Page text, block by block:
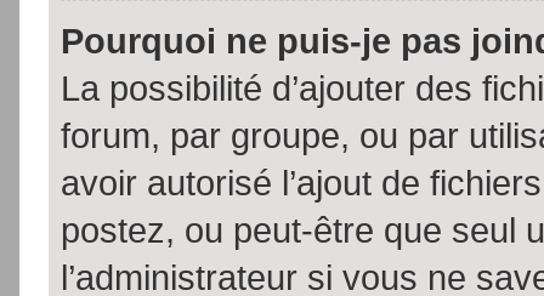
Pourquoi ne puis-je pas
La possibilité d’ajouter des
forum, par groupe, ou par
avoir autorisé l’ajout de
postez, ou peut-être que seul
l’administrateur si vous ne